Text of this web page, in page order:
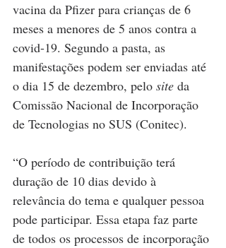
vacina da Pfizer para crianças de 6
meses a menores de 5 anos contra a
covid-19. Segundo a pasta, as
manifestações podem ser enviadas até
o dia 15 de dezembro, pelo site da
Comissão Nacional de Incorporação
de Tecnologias no SUS (Conitec).
“O período de contribuição terá
duração de 10 dias devido à
relevância do tema e qualquer pessoa
pode participar. Essa etapa faz parte
de todos os processos de incorporação